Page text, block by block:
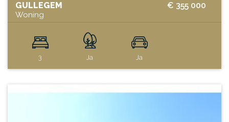
€ 355 000
GULLEGEM
Woning
3 Ja Ja